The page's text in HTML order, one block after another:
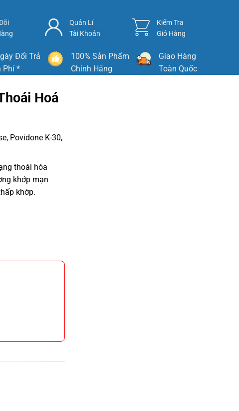
Quản Lí
Tài Khoản
Kiểm Tra
Giỏ Hàng
Đổi Trả
Phí *
100% Sản Phẩm
Chính Hãng
Giao Hàng
Toàn Quốc
Hoá
Povidone K-30,
thoái hóa
khớp mạn
khớp.